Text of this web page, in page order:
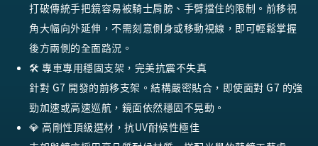
打破傳統手把鏡容易被騎士肩膀、手臂擋住的限制。前移視
角大幅向外延伸，不需刻意側身或移動視線，即可輕鬆掌握
後方兩側的全面路況。
🛠️ 專車專用穩固支架，完美抗震不失真
針對 G7 開發的前移支架。結構嚴密貼合，即使面對 G7 的強
勁加速或高速巡航，鏡面依然穩固不晃動。
💎 高剛性頂級選材，抗UV耐候性極佳